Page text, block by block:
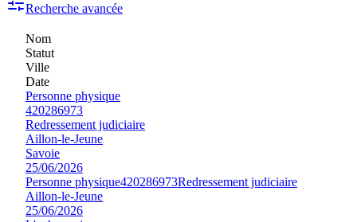
Recherche avancée
Nom
Statut
Ville
Date
Personne physique
420286973
Redressement judiciaire
Aillon-le-Jeune
Savoie
25/06/2026
Personne physique420286973Redressement judiciaire
Aillon-le-Jeune
25/06/2026